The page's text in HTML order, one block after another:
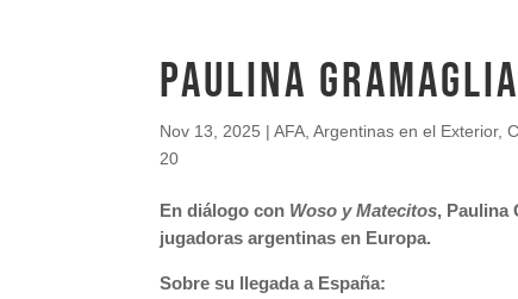
PAULINA
Nov 13, 2025 |AFA ,Argentinas en el Exterior,
20
En diálogo con Woso y Matecitos, Paulina
jugadoras argentinas en Europa.
Sobre su llegada a España: